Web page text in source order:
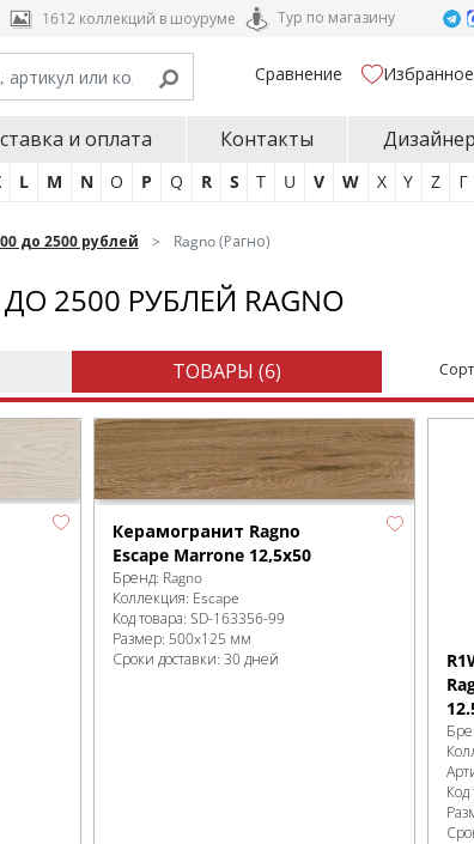
1612 коллекций в шоуруме Тур по магазину
Сравнение Избранное
и оплата Контакты
L M N O P Q R S T U V W X Y Z Г
до 2500 рублей Ragno (Рагно)
2500 РУБЛЕЙ RAGNO
ТОВАРЫ (6)
Керамогранит Ragno
Escape Marrone 12,5x50
Бренд: Ragno
Коллекция: Escape
Код товара:SD-163356-99
Размер: 500x125 мм
Сроки доставки: 30 дней
Код